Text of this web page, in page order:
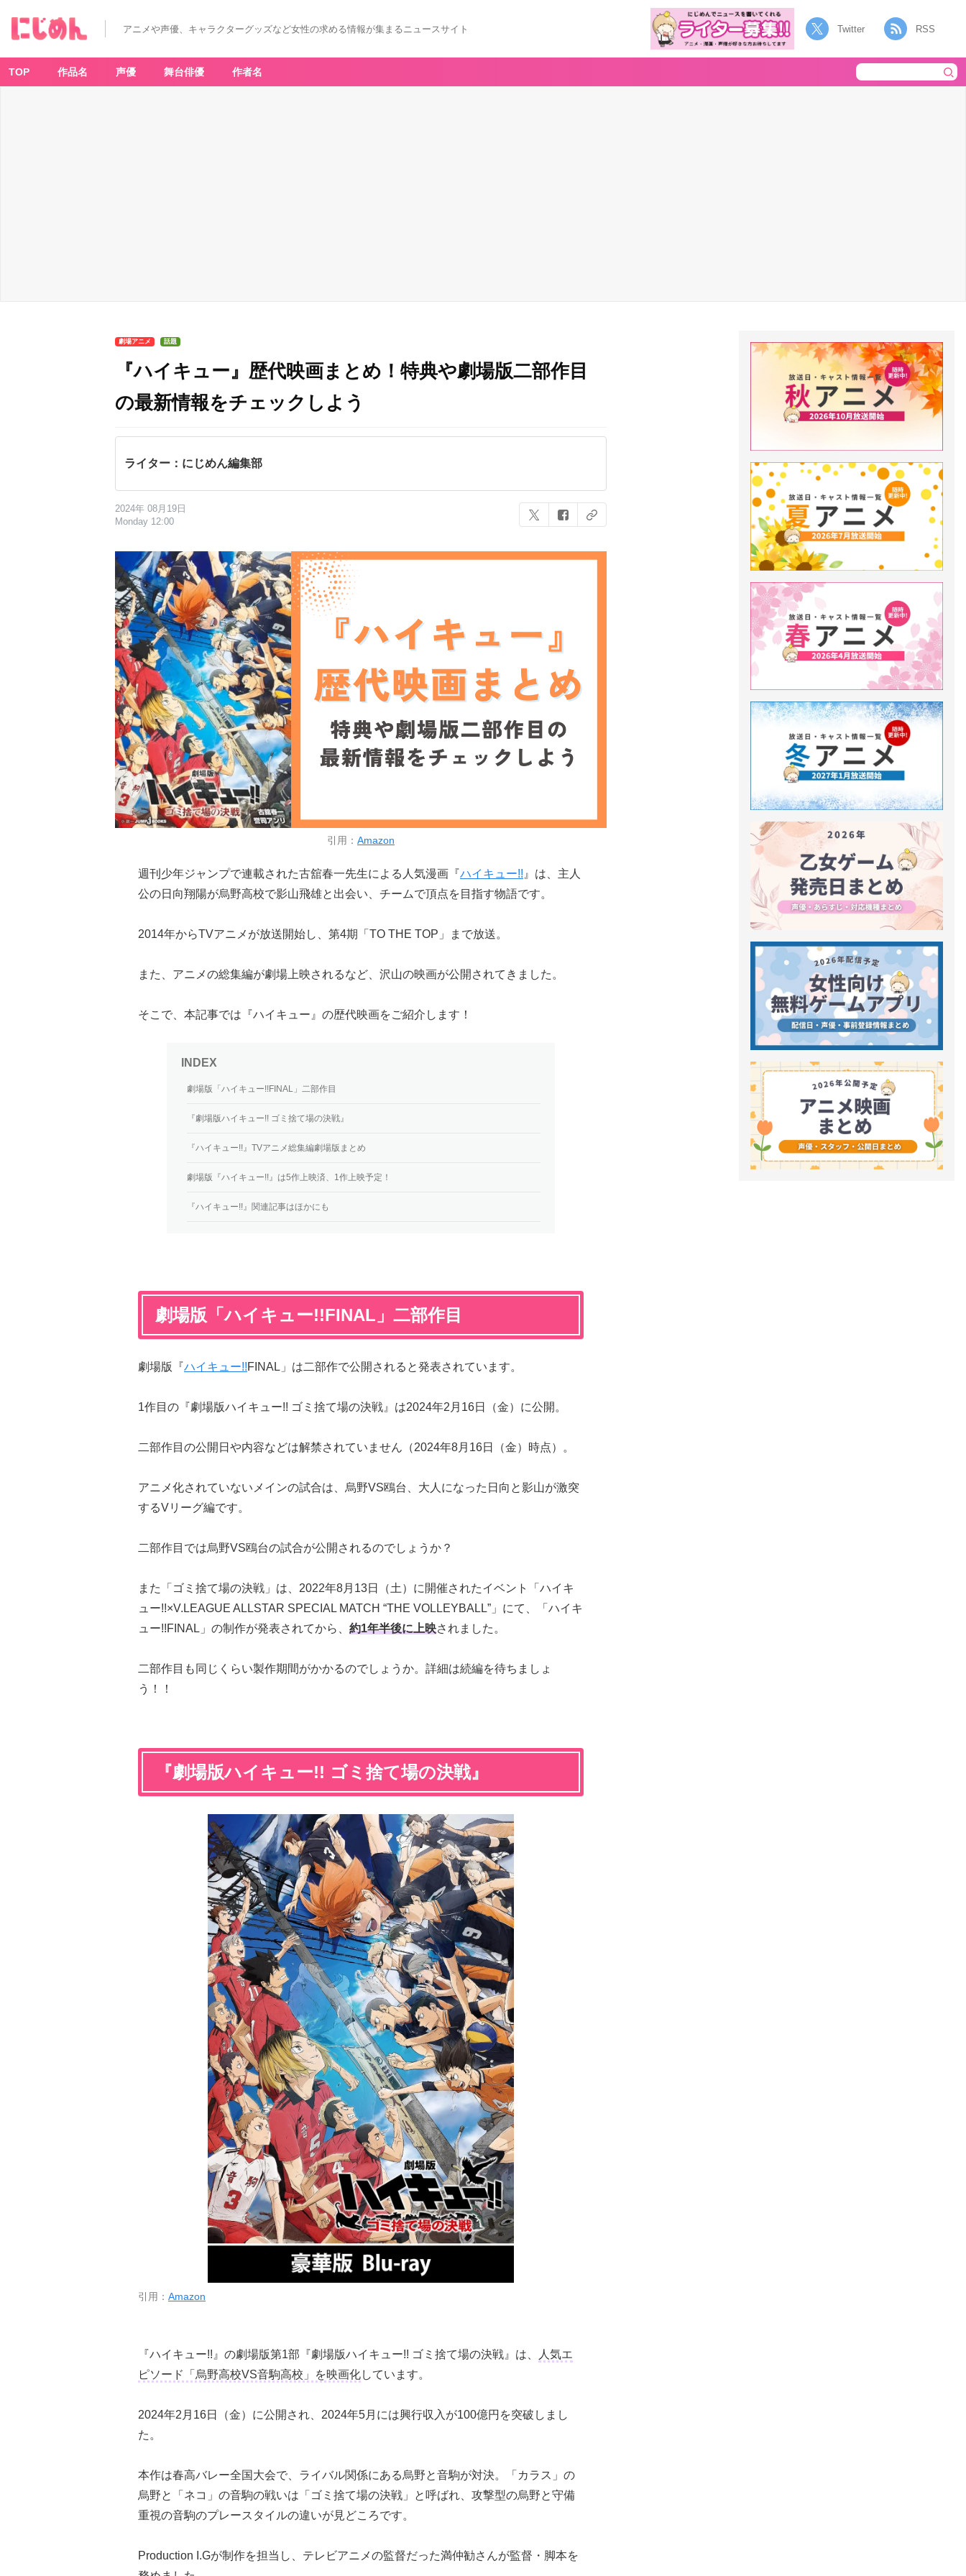
アニメや声優、キャラクターグッズなど女性の求める情報が集まるニュースサイト Twitter RSS
TOP 作品名 声優 舞台俳優 作者名
劇場アニメ 話題
『ハイキュー』歴代映画まとめ！特典や劇場版二部作目
の最新情報をチェックしよう
ライター：にじめん編集部
2024年 08月19日
Monday 12:00
引用： Amazon
週刊少年ジャンプで連載された古舘春一先生による人気漫画『ハイキュー!! 』は、主人
公の日向翔陽が烏野高校で影山飛雄と出会い、チームで頂点を目指す物語です。
2014年からTVアニメが放送開始し、第4期「TO THE TOP」まで放送。
また、アニメの総集編が劇場上映されるなど、沢山の映画が公開されてきました。
そこで、本記事では『ハイキュー』の歴代映画をご紹介します！
劇場版「ハイキュー!!FINAL」二部作目
『劇場版ハイキュー!! ゴミ捨て場の決戦』
『ハイキュー!!』TVアニメ総集編劇場版まとめ
劇場版『ハイキュー!!』は5作上映済、1作上映予定！
『ハイキュー!!』関連記事はほかにも
劇場版「ハイキュー!!FINAL」二部作目
劇場版『ハイキュー!!FINAL」は二部作で公開されると発表されています。
1作目の『劇場版ハイキュー!! ゴミ捨て場の決戦』は2024年2月16日（金）に公開。
二部作目の公開日や内容などは解禁されていません（2024年8月16日（金）時点）。
アニメ化されていないメインの試合は、烏野VS鴎台、大人になった日向と影山が激突
するVリーグ編です。
二部作目では烏野VS鴎台の試合が公開されるのでしょうか？
また「ゴミ捨て場の決戦」は、2022年8月13日（土）に開催されたイベント「ハイキ
ュー!!×V.LEAGUE ALLSTAR SPECIAL MATCH “THE VOLLEYBALL”」にて、「ハイキ
ュー!!FINAL」の制作が発表されてから、 約1年半後に上映されました。
二部作目も同じくらい製作期間がかかるのでしょうか。詳細は続編を待ちましょ
う！！
『劇場版ハイキュー!! ゴミ捨て場の決戦』
引用： Amazon
『ハイキュー!!』の劇場版第1部『劇場版ハイキュー!! ゴミ捨て場の決戦』は、
人気エ
ピソード「烏野高校VS音駒高校」を映画化しています。
2024年2月16日（金）に公開され、2024年5月には興行収入が100億円を突破しまし
た。
本作は春高バレー全国大会で、ライバル関係にある烏野と音駒が対決。「カラス」の
烏野と「ネコ」の音駒の戦いは「ゴミ捨て場の決戦」と呼ばれ、攻撃型の烏野と守備
重視の音駒のプレースタイルの違いが見どころです。
Production I.Gが制作を担当し、テレビアニメの監督だった満仲勧さんが監督・脚本を